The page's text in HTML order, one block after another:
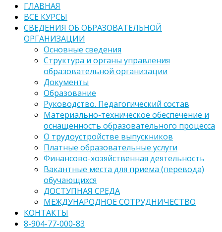
ГЛАВНАЯ
ВСЕ КУРСЫ
СВЕДЕНИЯ ОБ ОБРАЗОВАТЕЛЬНОЙ
ОРГАНИЗАЦИИ
Основные сведения
Структура и органы управления
образовательной организации
Документы
Образование
Руководство. Педагогический состав
Материально-техническое обеспечение и
оснащенность образовательного процесса
О трудоустройстве выпускников
Платные образовательные услуги
Финансово-хозяйственная деятельность
Вакантные места для приема (перевода)
обучающихся
ДОСТУПНАЯ СРЕДА
МЕЖДУНАРОДНОЕ СОТРУДНИЧЕСТВО
КОНТАКТЫ
8-904-77-000-83